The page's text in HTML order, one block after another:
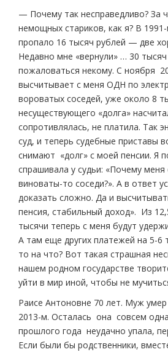
— Почему так несправедливо? За
немощных стариков, как я? В
пропало 16 тысяч рублей — две
Недавно мне «вернули» … 30
пожаловаться некому. С ноября
высчитывает с меня ОДН по
вороватых соседей, уже около 8
несуществующего «долга»
сопротивлялась, не платила. Так
суд, и теперь судебные приставы
снимают «долг» с моей пенсии. Я
спрашивала у судьи: «Почему
виноваты-то соседи?». А в ответ
доказать сложно. Да и
пенсия, стабильный доход». Из
тысячи теперь с меня будут
А там еще других платежей на 5-6
то на что? Вот такая страшная
нашем родном государстве
уйти в мир иной, чтобы не
Раисе Антоновне 70 лет. Муж
2013-м. Осталась она совсем
прошлого года неудачно упала,
Если были бы родственники,